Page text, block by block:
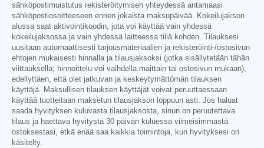
sähköpostimuistutus rekisteröitymisen yhteydessä antamaasi
sähköpostiosoitteeseen ennen jokaista maksupäivää. Kokeilujakson
alussa saat aktivointikoodin, jota voi käyttää vain yhdessä
kokeilujaksossa ja vain yhdessä laitteessa tiliä kohden. Tilauksesi
uusitaan automaattisesti tarjousmateriaalien ja rekisteröinti-/ostosivun
ehtojen mukaisesti hinnalla ja tilausjaksoksi (jotka sisällytetään tähän
viittauksella; hinnoittelu voi vaihdella maittain tai ostosivun mukaan),
edellyttäen, että olet jatkuvan ja keskeytymättömän tilauksen
käyttäjä. Maksullisen tilauksen käyttäjät voivat peruuttaessaan
käyttää tuotteitaan maksetun tilausjakson loppuun asti. Jos haluat
saada hyvityksen kuluvasta tilausjaksosta, sinun on peruutettava
tilaus ja haettava hyvitystä 30 päivän kuluessa viimeisimmästä
ostoksestasi, etkä enää saa kaikkia toimintoja, kun hyvityksesi on
käsitelty.